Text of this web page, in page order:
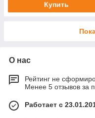
Купить
О нас
Рейтинг не
Менее 5 отзывов за
Работает с